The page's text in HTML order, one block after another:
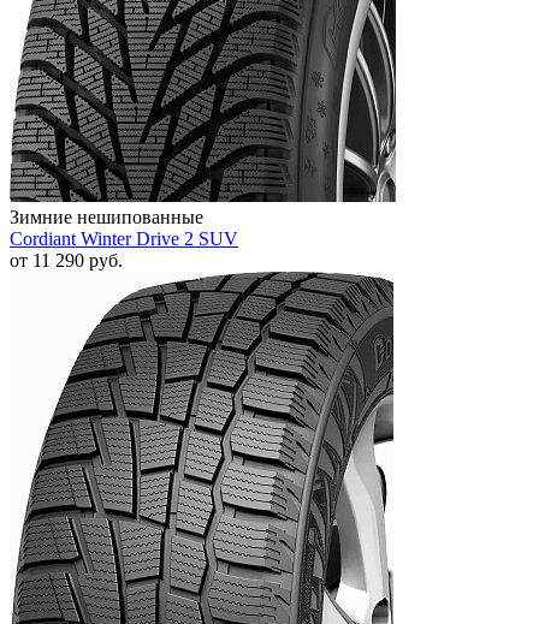
Зимние нешипованные
Cordiant Winter Drive 2 SUV
от 11 290 руб.